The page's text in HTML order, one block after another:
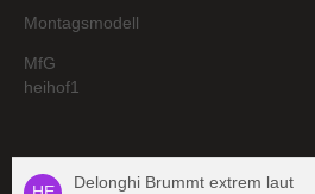
Montagsmodell
MfG
heihof1
Delonghi Brummt extrem laut